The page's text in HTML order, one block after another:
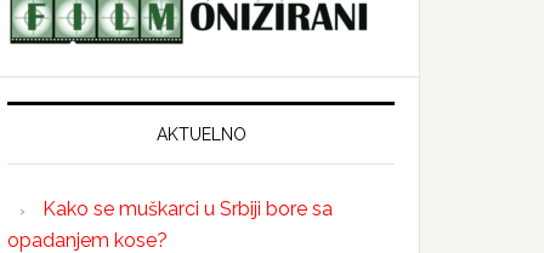
AKTUELNO
Kako se muškarci u Srbiji bore sa
opadanjem kose?